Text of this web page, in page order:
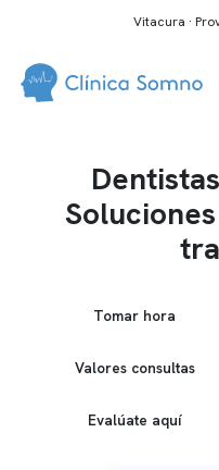
Vitacura ·
Tomar hora
Valores consultas
Evalúate aquí